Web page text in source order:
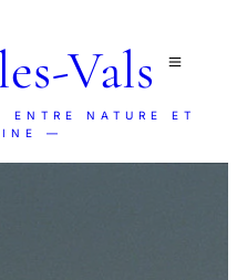
Vals
NATURE ET
—